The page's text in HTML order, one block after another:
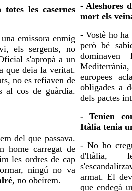
les casernes
emissora enmig
els sergents, no
s'apropà a un
que deia la veritat.
no es refiaven de
al cos de guàrdia.
del que passava.
home carregat de
les ordres de cap
ningú no va
, no obeírem.
- Aleshores
mort els
- Vostè ho
però bé
europees
obligades a
dels pactes
- Tenien
Itàlia tenia
- No ho
d'Itàlia,
armat. El
que endegà